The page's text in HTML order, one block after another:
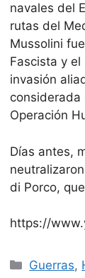
navales del
rutas del
Mussolini
Fascista y el
invasión
considerada
Operación
Días antes,
di Porco,
https://
Guerras,